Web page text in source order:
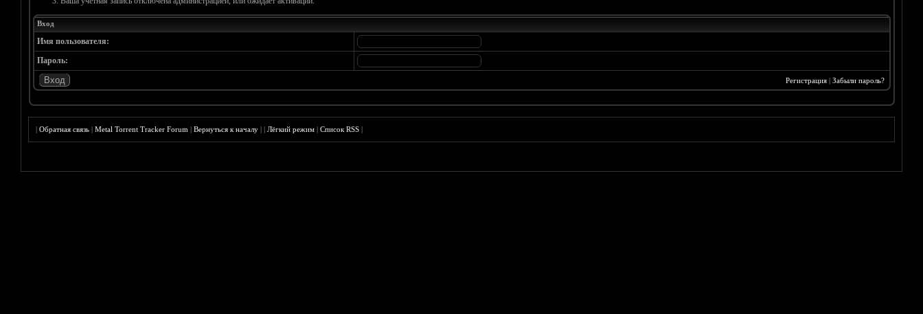
Вход
Имя пользователя:
Пароль:
Регистрация| Забыли пароль?
|Обратная связь |Metal Torrent Tracker Forum |Вернуться к началу ||Лёгкий режим |Список RSS |